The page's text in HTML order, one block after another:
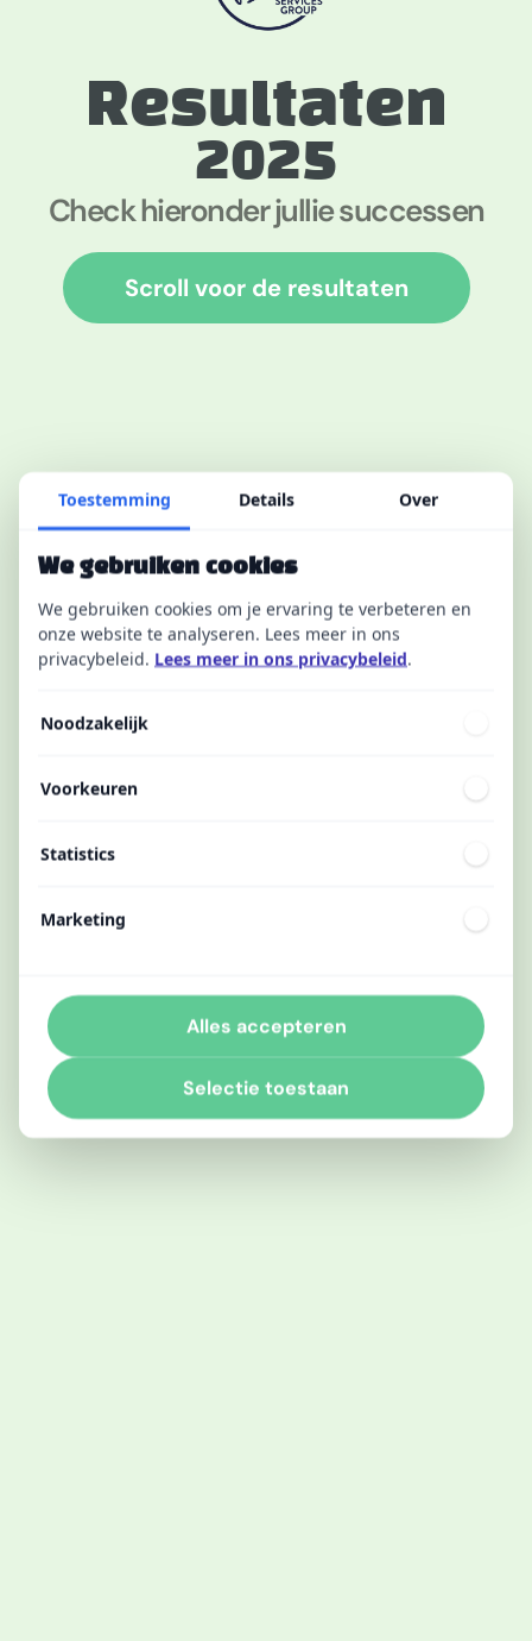
Resultaten
2025
Check hieronder jullie successen
Scroll voor de resultaten
Toestemming Details Over
We gebruiken cookies
We gebruiken cookies om je ervaring te verbeteren en
onze website te analyseren. Lees meer in ons
privacybeleid. Lees meer in ons privacybeleid.
Noodzakelijk
Voorkeuren
Statistics
Marketing
Selectie toestaan
Alles accepteren